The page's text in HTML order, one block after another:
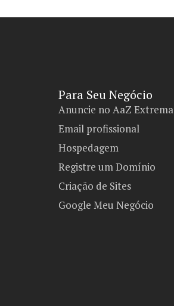
Para Seu Negócio​
Anuncie no AaZ Extrema
Email profissional
Hospedagem
Registre um Domínio
Criação de Sites
Google Meu Negócio